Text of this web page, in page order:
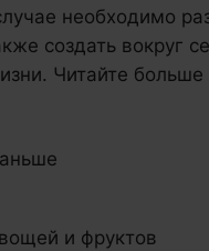
необходимо
создать вокруг
Читайте
и фруктов